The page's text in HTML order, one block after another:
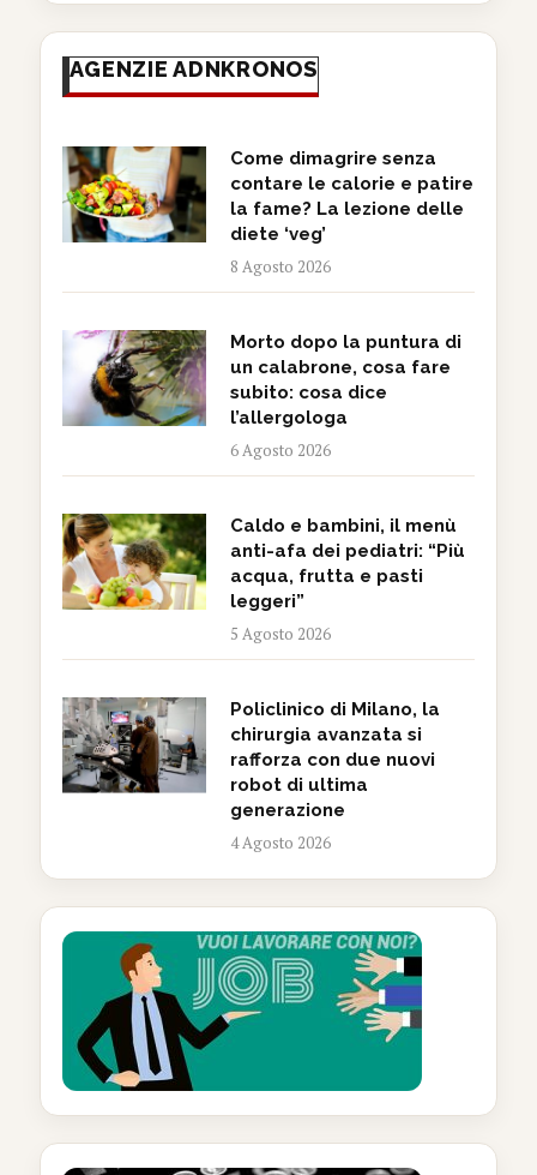
AGENZIE ADNKRONOS
Come dimagrire senza
contare le calorie e patire
la fame? La lezione delle
diete ‘veg’
8 Agosto 2026
Morto dopo la puntura di
un calabrone, cosa fare
subito: cosa dice
l’allergologa
6 Agosto 2026
Caldo e bambini, il menù
anti-afa dei pediatri: “Più
acqua, frutta e pasti
leggeri”
5 Agosto 2026
Policlinico di Milano, la
chirurgia avanzata si
rafforza con due nuovi
robot di ultima
generazione
4 Agosto 2026